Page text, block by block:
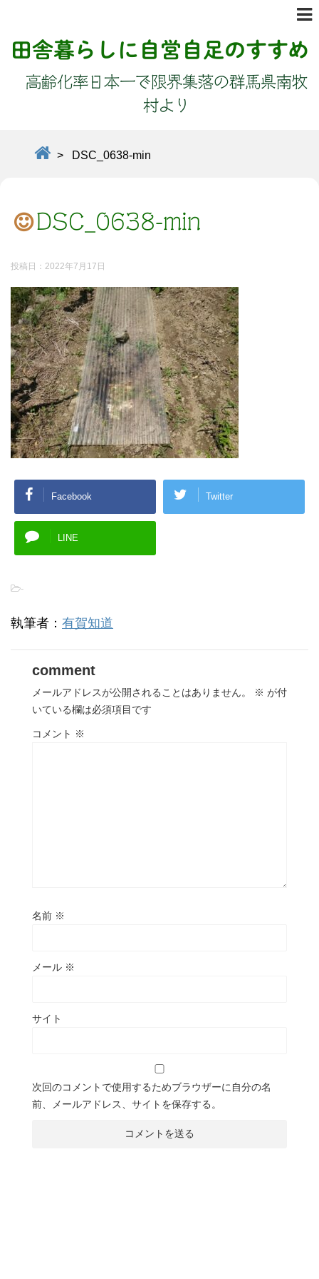
田舎暮らしに自営自足のすすめ
高齢化率日本一で限界集落の群馬県南牧
村より
> DSC_0638-min
DSC_0638-min
投稿日： 2022年7月17日
Facebook Twitter
LINE
-
執筆者： 有賀知道
comment
メールアドレスが公開されることはありません。 ※ が付
いている欄は必須項目です
コメント ※
名前 ※
メール ※
サイト
次回のコメントで使用するためブラウザーに自分の名
前、メールアドレス、サイトを保存する。